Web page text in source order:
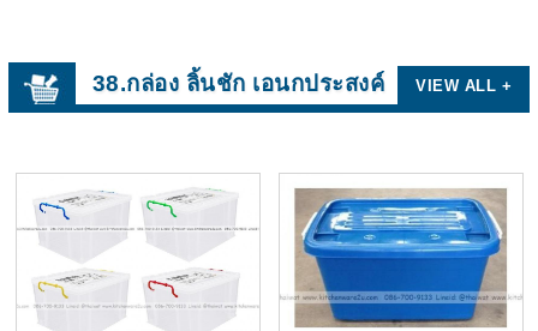
38.กล่อง ลิ้นชัก เอนกประสงค์ VIEW ALL +